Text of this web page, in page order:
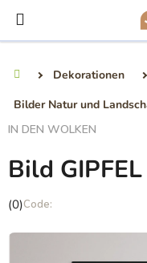
Inhalt
springen
Dekorationen
Bilder Natur und
IN DEN WOLKEN
Bild
Die
Produktbewertung
(0)